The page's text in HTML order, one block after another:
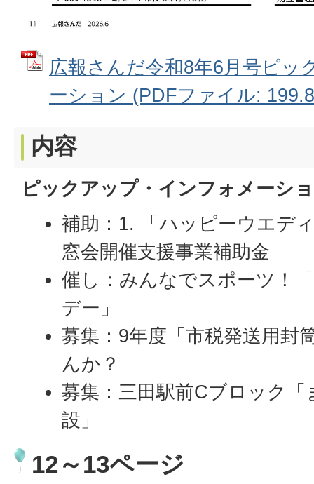
広報さんだ令和8年6月号ピッ
ーション (PDFファイル:
内容
ピックアップ・インフォメーシ
補助：1. 「ハッピーウエデ
窓会開催支援事業補助金
催し：みんなでスポーツ！
デー」
募集：9年度「市税発送用封
んか？
募集：三田駅前Cブロック
設」
12～13ページ